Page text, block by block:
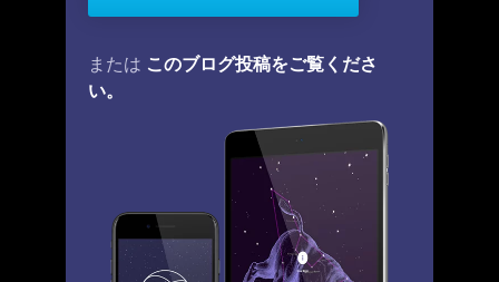
または このブログ投稿をご覧くださ
い。